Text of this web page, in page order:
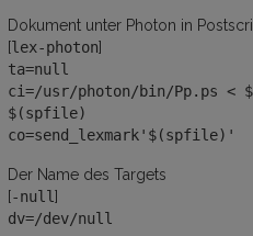
Dokument unter Photon in
[lex-photon]
ta=null
ci=/usr/photon/bin/Pp.ps <
$(spfile)
co=send_lexmark'$(spfile)'
Der Name des Targets
[-null]
dv=/dev/null